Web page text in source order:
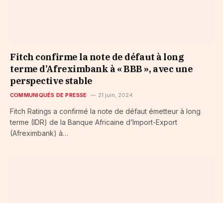
Fitch confirme la note de défaut à long
terme d’Afreximbank à « BBB », avec une
perspective stable
COMMUNIQUÉS DE PRESSE 21 juin, 2024
Fitch Ratings a confirmé la note de défaut émetteur à long
terme (IDR) de la Banque Africaine d’Import-Export
(Afreximbank) à…